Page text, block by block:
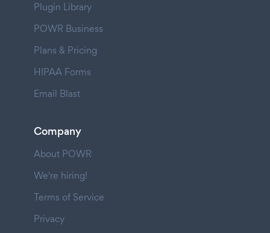
Plugin Library
POWR Business
Plans & Pricing
HIPAA Forms
Email Blast
Company
About POWR
We're hiring!
Terms of Service
Privacy